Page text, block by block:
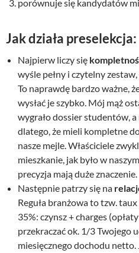
porównuje się kandydatów
Jak działa preselekcja:
Najpierw liczy się
wyśle pełny i czytelny
To naprawdę bardzo ważne,
wysłać je szybko. Mój mąż
wygrało dossier studentów,
dlatego, że mieli kompletne
nasze mejle. Właściciele
mieszkanie, jak było w
precyzja mają duże znaczenie.
Następnie patrzy się na
Reguła branżowa to tzw.
35%: czynsz + charges
przekraczać ok. 1/3 Twojego
miesięcznego dochodu netto.